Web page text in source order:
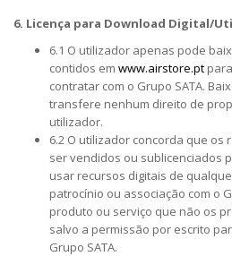
6. Licença para Download Digital/
6.1 O utilizador apenas pode
contidos em www.airstore.pt
contratar com o Grupo SATA.
transfere nenhum direito de
utilizador.
6.2 O utilizador concorda que os
ser vendidos ou sublicenciados
usar recursos digitais de
patrocínio ou associação com o
produto ou serviço que não os
salvo a permissão por escrito
Grupo SATA.